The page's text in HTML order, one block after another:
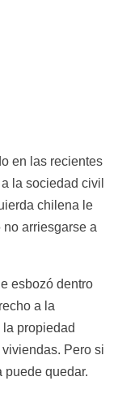
en las recientes
la sociedad civil
chilena le
arriesgarse a
esbozó dentro
a la
propiedad
Pero si
puede quedar.